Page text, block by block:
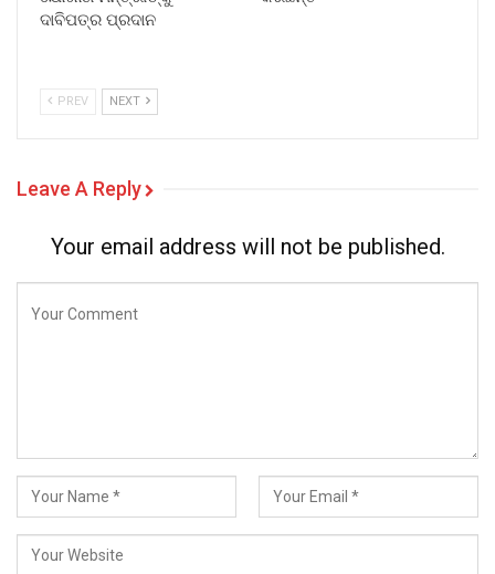
ଦାବିପତ୍ର ପ୍ରଦାନ
PREV NEXT
Leave A Reply
Your email address will not be published.